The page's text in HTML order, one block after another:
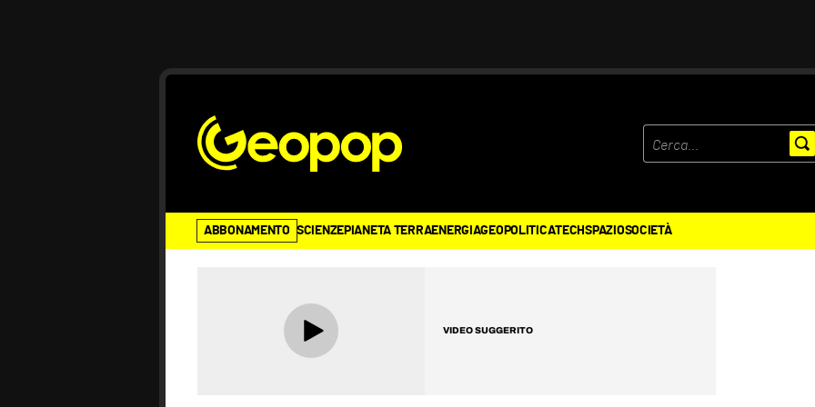
ABBONAMENTO SCIENZEPIANETA TERRAENERGIAGEOPOLITICATECHSPAZIOSOCIETÀ
VIDEO SUGGERITO